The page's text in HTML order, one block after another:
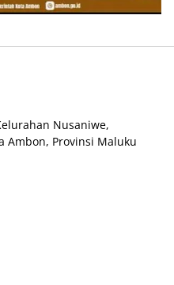
Nusaniwe,
Ambon, Provinsi Maluku